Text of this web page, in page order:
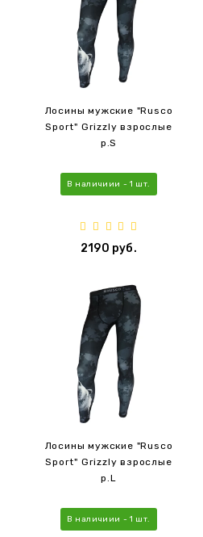
Лосины мужские "Rusco
Sport" Grizzly взрослые
р.S
В наличиии - 1 шт.
2190 руб.
Лосины мужские "Rusco
Sport" Grizzly взрослые
р.L
В наличиии - 1 шт.